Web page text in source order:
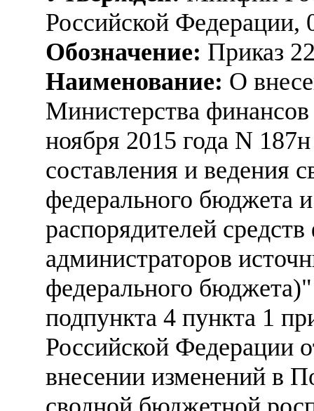
Российской Федерации,
Обозначение: Приказ
Наименование: О
Министерства
ноября 2015 года N
составления и ведения
федерального бюджета
распорядителей
администраторов
федерального
подпункта 4 пункта 1
Российской Федерации
внесении изменений в